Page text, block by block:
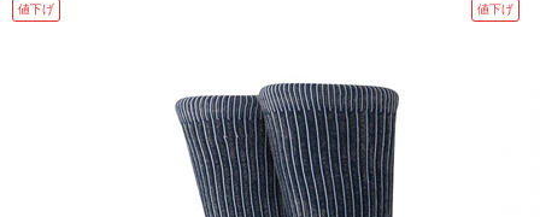
値下げ 値下げ